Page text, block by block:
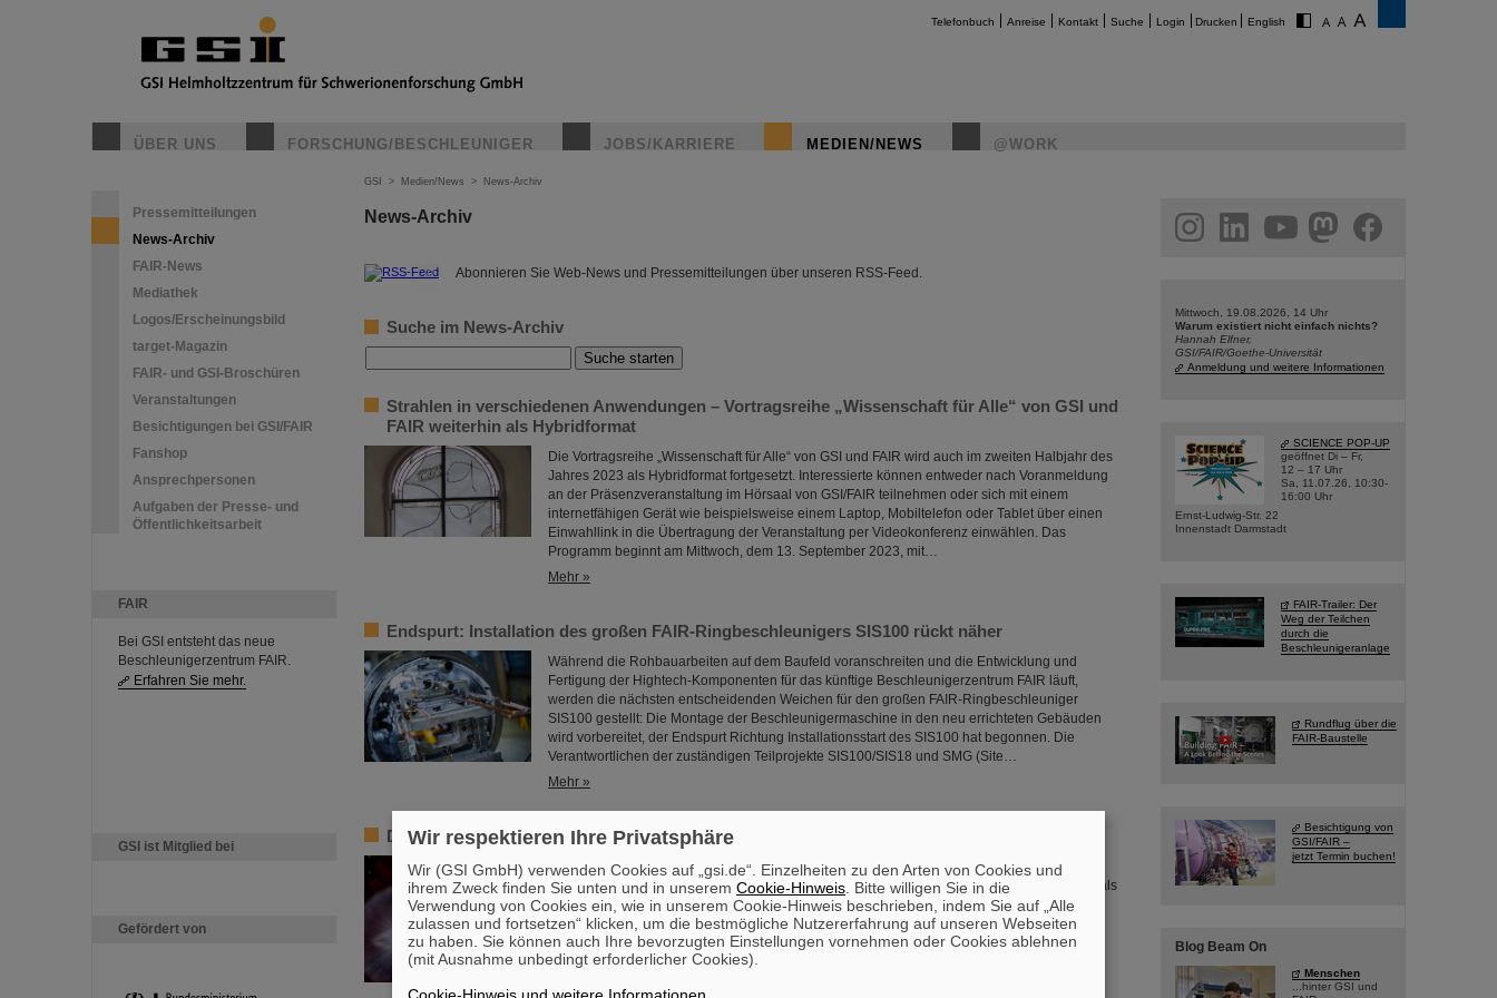
Telefonbuch Anreise Kontakt Suche Login Drucken English
ÜBER UNS FORSCHUNG/BESCHLEUNIGER JOBS/KARRIERE MEDIEN/NEWS @WORK
Pressemitteilungen
News-Archiv
FAIR-News
Mediathek
Logos/Erscheinungsbild
target-Magazin
FAIR- und GSI-Broschüren
Veranstaltungen
Besichtigungen bei GSI/FAIR
Fanshop
Ansprechpersonen
Aufgaben der Presse- und
Öffentlichkeitsarbeit
FAIR
Bei GSI entsteht das neue
Beschleunigerzentrum FAIR.
Erfahren Sie mehr.
GSI ist Mitglied bei
Gefördert von
GSI > Medien/News > News-Archiv
News-Archiv
© Abonnieren Sie Web-News und Pressemitteilungen über unseren RSS-Feed.
Suche im News-Archiv
Strahlen in verschiedenen Anwendungen – Vortragsreihe „Wissenschaft für Alle“ von GSI und
FAIR weiterhin als Hybridformat
Die Vortragsreihe „Wissenschaft für Alle“ von GSI und FAIR wird auch im zweiten Halbjahr des
Jahres 2023 als Hybridformat fortgesetzt. Interessierte können entweder nach Voranmeldung
an der Präsenzveranstaltung im Hörsaal von GSI/FAIR teilnehmen oder sich mit einem
internetfähigen Gerät wie beispielsweise einem Laptop, Mobiltelefon oder Tablet über einen
Einwahllink in die Übertragung der Veranstaltung per Videokonferenz einwählen. Das
Programm beginnt am Mittwoch, dem 13. September 2023, mit…
Mehr »
Endspurt: Installation des großen FAIR-Ringbeschleunigers SIS100 rückt näher
Während die Rohbauarbeiten auf dem Baufeld voranschreiten und die Entwicklung und
Fertigung der Hightech-Komponenten für das künftige Beschleunigerzentrum FAIR läuft,
werden die nächsten entscheidenden Weichen für den großen FAIR-Ringbeschleuniger
SIS100 gestellt: Die Montage der Beschleunigermaschine in den neu errichteten Gebäuden
wird vorbereitet, der Endspurt Richtung Installationsstart des SIS100 hat begonnen. Die
Verantwortlichen der zuständigen Teilprojekte SIS100/SIS18 und SMG (Site…
Mehr »
Die Rolle von Ge-64 in der rp-Nukleosynthese als Antrieb kosmischer Röntgenausbrüche
Neue kernphysikalische Daten ermöglichen ein besseres Verständnis für die Eigenschaften
von Neutronensternen. Hochpräzise Messungen von Kernmassen belegen Germanium-64 als
Wartepunkt-Kern in der Nukleosynthese durch schnellen Protoneneinfang und bilden die
Grundlage für die Modellierung von Röntgenausbrüchen auf Neutronensternen als Teil von
Doppelsternsystemen. Die Experimente wurden von einem internationalen Team unter
Mitwirkung von Wissenschaftler*innen des ...
Mehr »
facebook
Mittwoch, 19.08.2026, 14 Uhr
Warum existiert nicht einfach nichts?
Hannah Elfner,
GSI/FAIR/Goethe-Universität
Anmeldung und weitere Informationen
SCIENCE POP-UP
geöffnet Di – Fr,
12 – 17 Uhr
Sa, 11.07.26, 10:30-
16:00 Uhr
Ernst-Ludwig-Str. 22
Innenstadt Darmstadt
FAIR-Trailer: Der
Weg der Teilchen
durch die
Beschleunigeranlage
Rundflug über die
FAIR-Baustelle
Besichtigung von
GSI/FAIR –
jetzt Termin buchen!
Blog Beam On
Menschen
...hinter GSI und
Wir respektieren Ihre Privatsphäre
Wir (GSI GmbH) verwenden Cookies auf „gsi.de“. Einzelheiten zu den Arten von Cookies und
ihrem Zweck finden Sie unten und in unserem Cookie-Hinweis . Bitte willigen Sie in die
Verwendung von Cookies ein, wie in unserem Cookie-Hinweis beschrieben, indem Sie auf „Alle
zulassen und fortsetzen“ klicken, um die bestmögliche Nutzererfahrung auf unseren Webseiten
zu haben. Sie können auch Ihre bevorzugten Einstellungen vornehmen oder Cookies ablehnen
(mit Ausnahme unbedingt erforderlicher Cookies).